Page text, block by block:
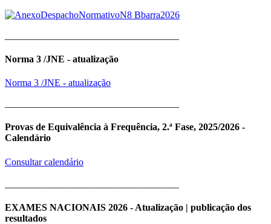
Norma 3 /JNE - atualização
Norma 3 /JNE - atualização
Provas de Equivalência à Frequência, 2.ª Fase, 2025/2026 -
Calendário
Consultar calendário
EXAMES NACIONAIS 2026 - Atualização | publicação dos
resultados